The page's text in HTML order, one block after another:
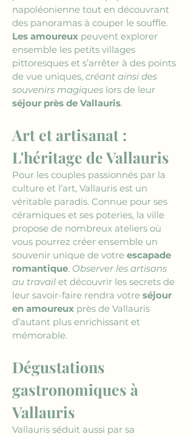
napoléonienne tout en découvrant
des panoramas à couper le souffle.
Les amoureux peuvent explorer
ensemble les petits villages
pittoresques et s’arrêter à des points
de vue uniques, créant ainsi des
souvenirs magiques lors de leur
séjour près de Vallauris.
Art et artisanat :
L'héritage de Vallauris
Pour les couples passionnés par la
culture et l’art, Vallauris est un
véritable paradis. Connue pour ses
céramiques et ses poteries, la ville
propose de nombreux ateliers où
vous pourrez créer ensemble un
souvenir unique de votre escapade
romantique. Observer les artisans
au travail et découvrir les secrets de
leur savoir-faire rendra votre séjour
en amoureux près de Vallauris
d’autant plus enrichissant et
mémorable.
Dégustations
gastronomiques à
Vallauris
Vallauris séduit aussi par sa